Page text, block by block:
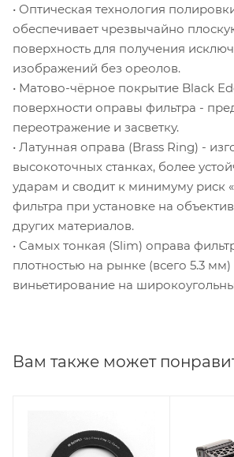
• Оптическая технология
обеспечивает чрезвычайно
поверхность для получения
изображений без ореолов.
• Матово-чёрное покрытие Black
поверхности оправы фильтра -
переотражение и засветку.
• Латунная оправа (Brass Ring) -
высокоточных станках, более
ударам и сводит к минимуму риск
фильтра при установке на
других материалов.
• Самых тонкая (Slim) оправа
плотностью на рынке (всего 5.3
виньетирование на
Вам также может